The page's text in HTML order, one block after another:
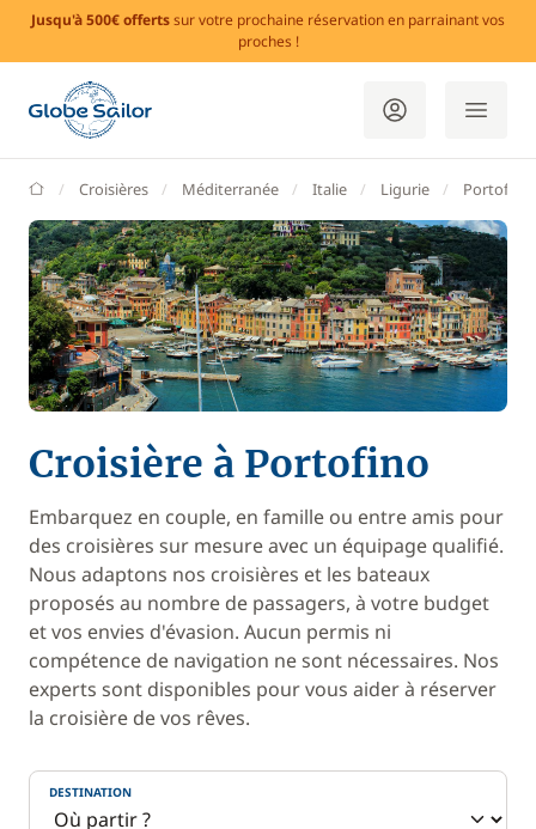
Jusqu'à 500€ offertssur votre prochaine réservation en parrainant vos
proches !
GlobeSailor
Croisières Méditerranée Italie Ligurie Portofino
Croisière à Portofino
Embarquez en couple, en famille ou entre amis pour
des croisières sur mesure avec un équipage qualifié.
Nous adaptons nos croisières et les bateaux
proposés au nombre de passagers, à votre budget
et vos envies d'évasion. Aucun permis ni
compétence de navigation ne sont nécessaires. Nos
experts sont disponibles pour vous aider à réserver
la croisière de vos rêves.
DESTINATION